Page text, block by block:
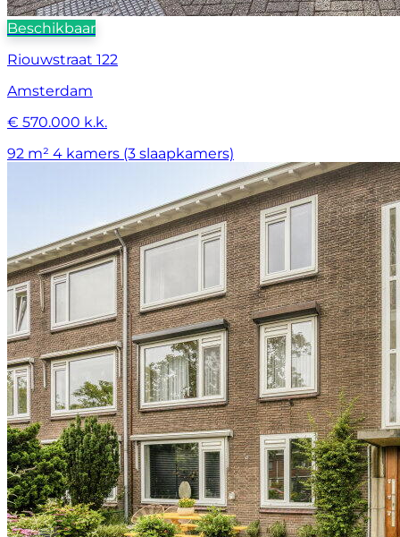
Beschikbaar
Riouwstraat 122
Amsterdam
€ 570.000 k.k.
92 m² 4 kamers (3 slaapkamers)